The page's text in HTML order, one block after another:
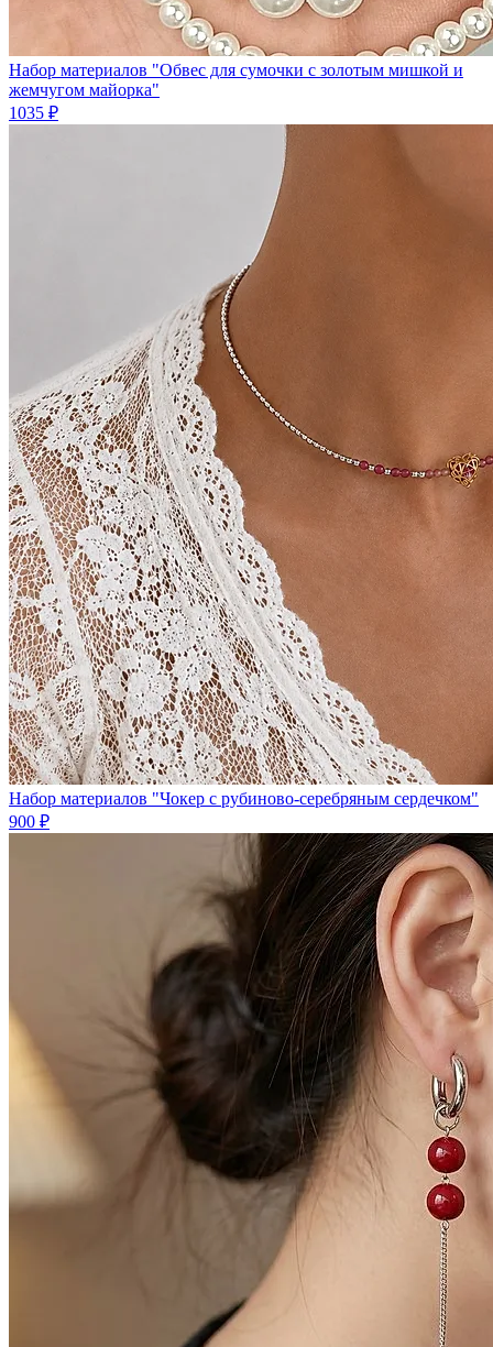
Набор материалов "Обвес для сумочки с золотым мишкой и
жемчугом майорка"
1035 ₽
Набор материалов "Чокер с рубиново-серебряным сердечком"
900 ₽